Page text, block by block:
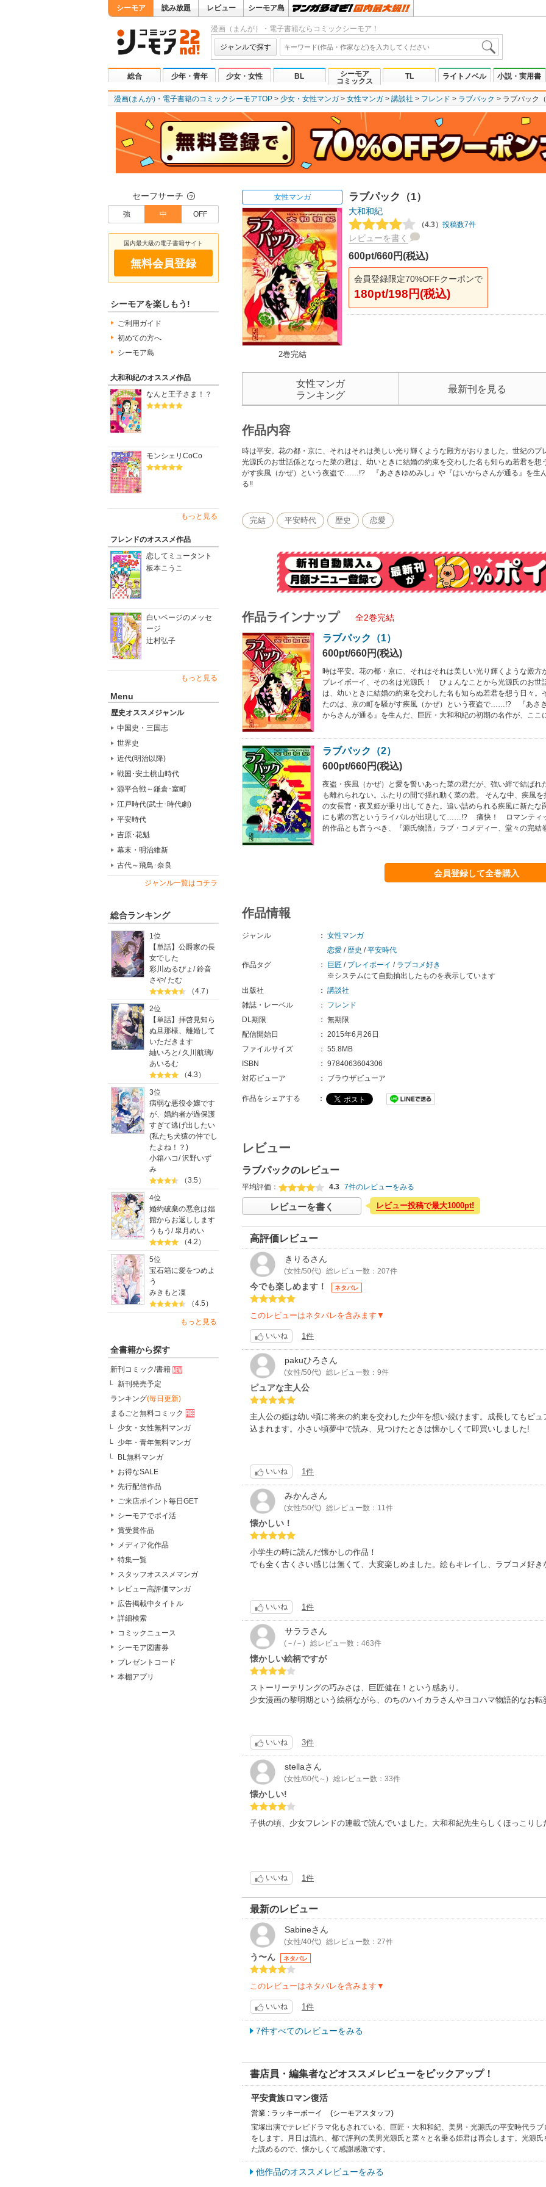
シーモア 読み放題 レビュー シーモア島
漫画（まんが）・電子書籍ならコミックシーモア！
ジャンルで探す
総合 少年・青年 少女・女性 BL
シーモア
コミックス
TL ライトノベル 小説・実用書
漫画(まんが)・電子書籍のコミックシーモアTOP 少女・女性マンガ 女性マンガ 講談社 フレンド ラブパック ラブパック
セーフサーチ ？
強 中 OFF
国内最大級の電子書籍サイト
無料会員登録
シーモアを楽しもう!
ご利用ガイド
初めての方へ
シーモア島
大和和紀のオススメ作品
なんと王子さま！？
モンシェリCoCo
もっと見る
フレンドのオススメ作品
恋してミュータント
板本こうこ
白いページのメッセ
ージ
辻村弘子
もっと見る
Menu
歴史オススメジャンル
中国史・三国志
世界史
近代(明治以降)
戦国･安土桃山時代
源平合戦～鎌倉･室町
江戸時代(武士･時代劇)
平安時代
吉原･花魁
幕末・明治維新
古代～飛鳥･奈良
ジャンル一覧はコチラ
総合ランキング
1位
【単話】公爵家の長
女でした
彩川ぬるぴょ /鈴音
さや/たむ
（4.7）
2位
【単話】拝啓見知ら
ぬ旦那様、離婚して
いただきます
紬いろと / 久川航璃/
あいるむ
（4.3）
3位
病弱な悪役令嬢です
が、婚約者が過保護
すぎて逃げ出したい
(私たち犬猿の仲でし
たよね！？)
小箱ハコ/沢野いず
み
（3.5）
4位
婚約破棄の悪意は娼
館からお返しします
うもう /皐月めい
（4.2）
5位
宝石箱に愛をつめよ
う
みきもと凜
（4.5）
もっと見る
全書籍から探す
新刊コミック/書籍
新刊発売予定
ランキング(毎日更新)
まるごと無料コミック
少女・女性無料マンガ
少年・青年無料マンガ
BL無料マンガ
お得なSALE
先行配信作品
ご来店ポイント毎日GET
シーモアでポイ活
賞受賞作品
メディア化作品
特集一覧
スタッフオススメマンガ
レビュー高評価マンガ
広告掲載中タイトル
詳細検索
コミックニュース
シーモア図書券
プレゼントコード
本棚アプリ
女性マンガ
2巻完結
ラブパック（1）
大和和紀
（4.3） 投稿数7件
レビューを書く
600pt/660円(税込)
会員登録限定70%OFFクーポンで
180pt/198円(税込)
女性マンガ
ランキング
最新刊を見る
作品内容
時は平安。花の都・京に、それはそれは美しい光り輝くような殿方がおりました。世紀の
光源氏のお世話係となった菜の君は、幼いときに結婚の約束を交わした名も知らぬ若君を
がす疾風（かぜ）という夜盗で……!? 『あさきゆめみし』や『はいからさんが通る』を生
る!!
完結 平安時代 歴史 恋愛
作品ラインナップ 全2巻完結
ラブパック（1）
600pt/660円(税込)
時は平安。花の都・京に、それはそれは美しい光り輝くような殿方
プレイボーイ、その名は光源氏！ ひょんなことから光源氏のお世
は、幼いときに結婚の約束を交わした名も知らぬ若君を想う日々。
たのは、京の町を騒がす疾風（かぜ）という夜盗で……!? 『あさ
からさんが通る』を生んだ、巨匠・大和和紀の初期の名作が、ここ
ラブパック（2）
600pt/660円(税込)
夜盗・疾風（かぜ）と愛を誓いあった菜の君だが、強い絆で結ばれ
も離れられない。ふたりの間で揺れ動く菜の君。 そんな中、疾風
の女長官・夜叉姫が乗り出してきた。追い詰められる疾風に新た
にも紫の宮というライバルが出現して……!? 痛快！ ロマンティ
的作品とも言うべき、『源氏物語』ラブ・コメディー、堂々の完結
会員登録して全巻購入
作品情報
ジャンル ： 女性マンガ
恋愛 /歴史 /平安時代
作品タグ
： 巨匠 / プレイボーイ / ラブコメ好き
※システムにて自動抽出したものを表示しています
出版社
： 講談社
雑誌・レーベル
：
フレンド
DL期限
： 無期限
配信開始日
： 2015年6月26日
ファイルサイズ
： 55.8MB
ISBN
： 9784063604306
対応ビューア
： ブラウザビューア
作品をシェアする ：
レビュー
ラブパックのレビュー
平均評価： 4.3 7件のレビューをみる
レビューを書く レビュー投稿で最大1000pt!
高評価レビュー
きりる さん
(女性/50代) 総レビュー数：207件
今でも楽しめます！ ネタバレ
このレビューはネタバレを含みます▼
いいね 1件
pakuひろ さん
(女性/50代) 総レビュー数：9件
ピュアな主人公
主人公の姫は幼い頃に将来の約束を交わした少年を想い続けます。成長してもピ
込まれます。小さい頃夢中で読み、見つけたときは懐かしくて即買いしました!
いいね 1件
みかんさん
(女性/50代) 総レビュー数：11件
懐かしい！
小学生の時に読んだ懐かしの作品！
でも全く古くさい感じは無くて、大変楽しめました。絵もキレイし、ラブコメ好
いいね 1件
サララ さん
(－/－) 総レビュー数：463件
懐かしい絵柄ですが
ストーリーテリングの巧みさは、巨匠健在！という感あり。
少女漫画の黎明期という絵柄ながら、のちのハイカラさんやヨコハマ物語的なお
いいね 3件
stellaさん
(女性/60代～) 総レビュー数：33件
懐かしい!
子供の頃、少女フレンドの連載で読んでいました。大和和紀先生らしくほっこり
いいね 1件
最新のレビュー
Sabineさん
(女性/40代) 総レビュー数：27件
う〜ん ネタバレ
このレビューはネタバレを含みます▼
いいね 1件
7件すべてのレビューをみる
書店員・編集者などオススメレビューをピックアップ！
平安貴族ロマン復活
営業 : ラッキーボーイ
(シーモアスタッフ)
宝塚出演でテレビドラマ化もされている、巨匠・大和和紀、美男・光源氏の平安時代ラ
をします。月日は流れ、都で評判の美男光源氏と菜々と名乗る姫君は再会します。光源
た読めるので、懐かしくて感謝感激です。
他作品のオススメレビューをみる